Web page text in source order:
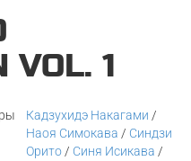
VOL. 1
Кадзухидэ Накагами /
Наоя Симокава / Синдзи
Орито / Синя Исикава /